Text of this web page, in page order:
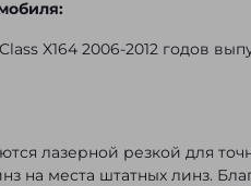
X164 2006-2012 годов
лазерной резкой для
на места штатных линз.